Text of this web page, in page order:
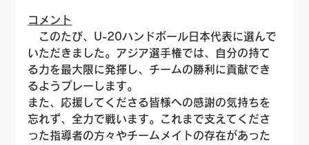
コメント
このたび、U-20ハンドボール日本代表に選んで
いただきました。アジア選手権では、自分の持て
る力を最大限に発揮し、チームの勝利に貢献でき
るようプレーします。
また、応援してくださる皆様への感謝の気持ちを
忘れず、全力で戦います。これまで支えてくださ
った指導者の方々やチームメイトの存在があった